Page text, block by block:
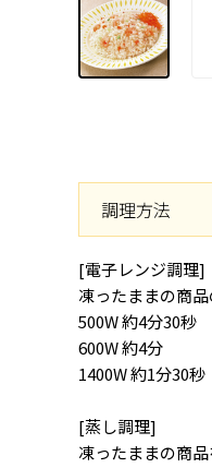
調理方法
[電子レンジ調理]
凍ったままの商
500W 約4分30秒
600W 約4分
1400W 約1分30秒
[蒸し調理]
凍ったままの商